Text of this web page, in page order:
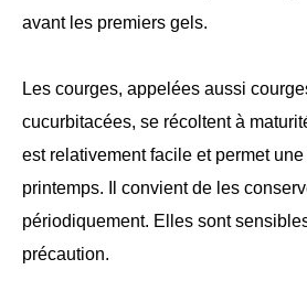
avant les premiers gels.
Les courges, appelées aussi
cucurbitacées, se récoltent à
est relativement facile et permet
printemps. Il convient de les
périodiquement. Elles sont
précaution.